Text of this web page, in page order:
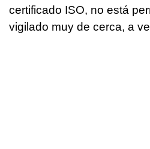
certificado ISO, no está
vigilado muy de cerca, a